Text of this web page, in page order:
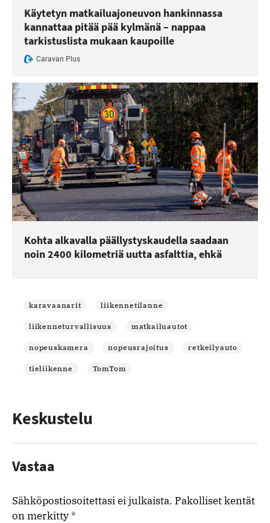
Käytetyn matkailuajoneuvon hankinnassa
kannattaa pitää pää kylmänä – nappaa
tarkistuslista mukaan kaupoille
Caravan Plus
Kohta alkavalla päällystyskaudella saadaan
noin 2400 kilometriä uutta asfalttia, ehkä
karavaanarit liikennetilanne
liikenneturvallisuus matkailuautot
nopeuskamera nopeusrajoitus retkeilyauto
tieliikenne TomTom
Keskustelu
Vastaa
Sähköpostiosoitettasi ei julkaista. Pakolliset kentät
on merkitty*